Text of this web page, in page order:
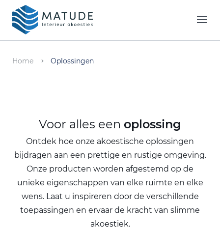
Home
Matude
Home Oplossingen
Voor alles een oplossing
Ontdek hoe onze akoestische oplossingen
bijdragen aan een prettige en rustige omgeving.
Onze producten worden afgestemd op de
unieke eigenschappen van elke ruimte en elke
wens. Laat u inspireren door de verschillende
toepassingen en ervaar de kracht van slimme
akoestiek.